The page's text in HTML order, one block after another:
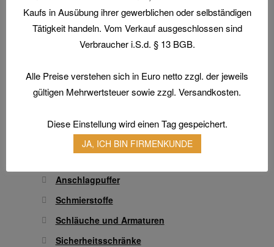
der
Produktseite
Arbeitsschuhe / Sicherheitsschuhe
Berufsbekleidung
Arbeitshandschuhe
Gesichtsschutz & Schutzbrillen
Transferdruck & Stick
Technische Artikel
Anschlagpuffer
Schmierstoffe
Schläuche und Armaturen
Sicherheitsschränke
Kaufs in Ausübung ihrer gewerblichen oder selbständigen
Tätigkeit handeln. Vom Verkauf ausgeschlossen sind
Verbraucher i.S.d. § 13 BGB.
Alle Preise verstehen sich in Euro netto zzgl. der jeweils
gültigen Mehrwertsteuer sowie zzgl. Versandkosten.
Diese Einstellung wird einen Tag gespeichert.
JA, ICH BIN FIRMENKUNDE